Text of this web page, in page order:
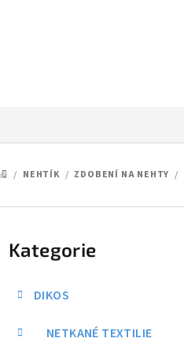
DOMŮ
/ NEHTÍK / ZDOBENÍ NA NEHTY /
Přeskočit
kategorie
Kategorie
DIKOS
NETKANÉ TEXTILIE